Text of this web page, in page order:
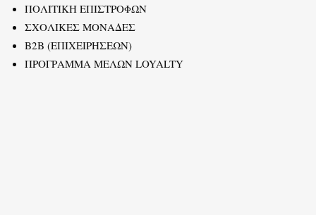
ΠΟΛΙΤΙΚΗ ΕΠΙΣΤΡΟΦΩΝ
ΣΧΟΛΙΚΕΣ ΜΟΝΑΔΕΣ
B2B (ΕΠΙΧΕΙΡΗΣΕΩΝ)
ΠΡΟΓΡΑΜΜΑ ΜΕΛΩΝ LOYALTY